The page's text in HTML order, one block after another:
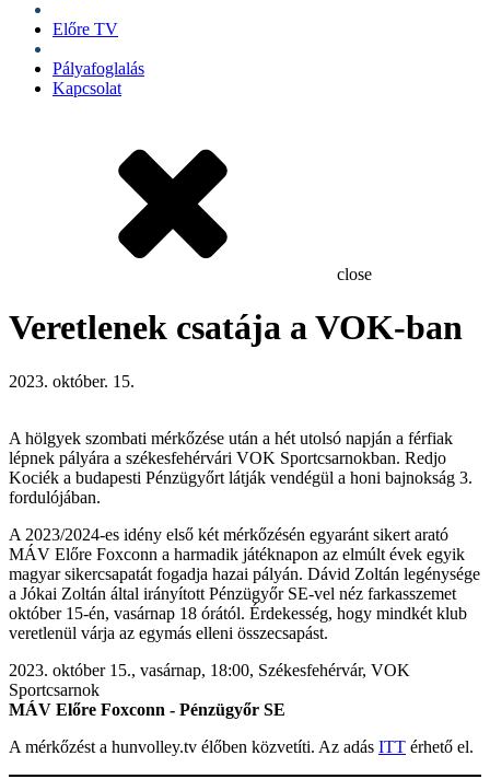
Előre TV
Pályafoglalás
Kapcsolat
close
Veretlenek csatája a VOK-ban
2023. október. 15.
A hölgyek szombati mérkőzése után a hét utolsó napján a férfiak
lépnek pályára a székesfehérvári VOK Sportcsarnokban. Redjo
Kociék a budapesti Pénzügyőrt látják vendégül a honi bajnokság 3.
fordulójában.
A 2023/2024-es idény első két mérkőzésén egyaránt sikert arató
MÁV Előre Foxconn a harmadik játéknapon az elmúlt évek egyik
magyar sikercsapatát fogadja hazai pályán. Dávid Zoltán legénysége
a Jókai Zoltán által irányított Pénzügyőr SE-vel néz farkasszemet
október 15-én, vasárnap 18 órától. Érdekesség, hogy mindkét klub
veretlenül várja az egymás elleni összecsapást.
2023. október 15., vasárnap, 18:00, Székesfehérvár, VOK
Sportcsarnok
MÁV Előre Foxconn - Pénzügyőr SE
A mérkőzést a hunvolley.tv élőben közvetíti. Az adás ITT érhető el.